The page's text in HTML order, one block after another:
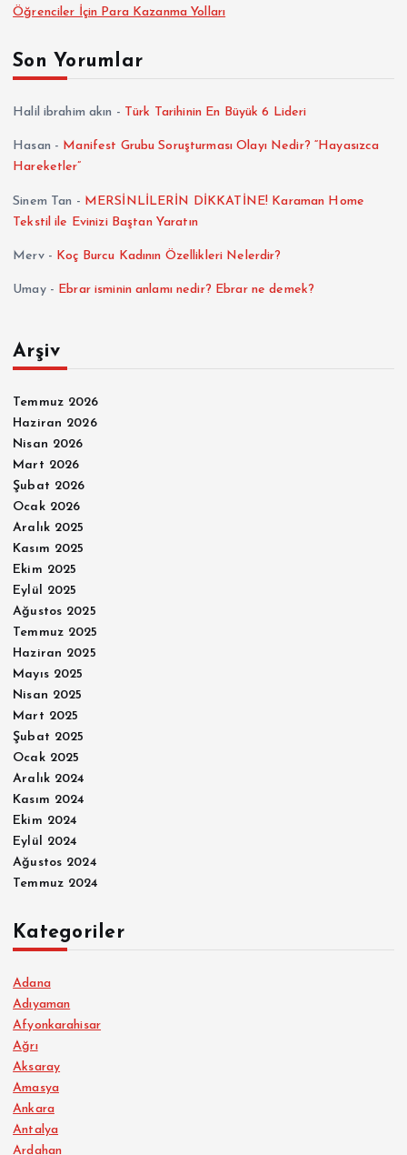
Öğrenciler İçin Para Kazanma Yolları
Son Yorumlar
Halil ibrahim akın - Türk Tarihinin En Büyük 6 Lideri
Hasan - Manifest Grubu Soruşturması Olayı Nedir? “Hayasızca
Hareketler”
Sinem Tan - MERSİNLİLERİN DİKKATİNE! Karaman Home
Tekstil ile Evinizi Baştan Yaratın
Merv- Koç Burcu Kadının Özellikleri Nelerdir?
Umay- Ebrar isminin anlamı nedir? Ebrar ne demek?
Arşiv
Temmuz 2026
Haziran 2026
Nisan 2026
Mart 2026
Şubat 2026
Ocak 2026
Aralık 2025
Kasım 2025
Ekim 2025
Eylül 2025
Ağustos 2025
Temmuz 2025
Haziran 2025
Mayıs 2025
Nisan 2025
Mart 2025
Şubat 2025
Ocak 2025
Aralık 2024
Kasım 2024
Ekim 2024
Eylül 2024
Ağustos 2024
Temmuz 2024
Kategoriler
Adana
Adıyaman
Afyonkarahisar
Ağrı
Aksaray
Amasya
Ankara
Antalya
Ardahan